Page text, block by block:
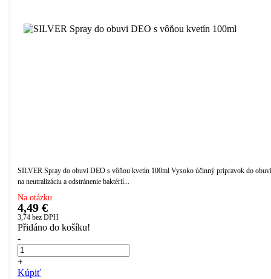
SILVER Spray do obuvi DEO s vôňou kvetín 100ml Vysoko účinný prípravok do obuvi
na neutralizáciu a odstránenie baktérií...
Na otázku
4,49 €
3,74 bez DPH
Přidáno do košíku!
-
+
Kúpiť